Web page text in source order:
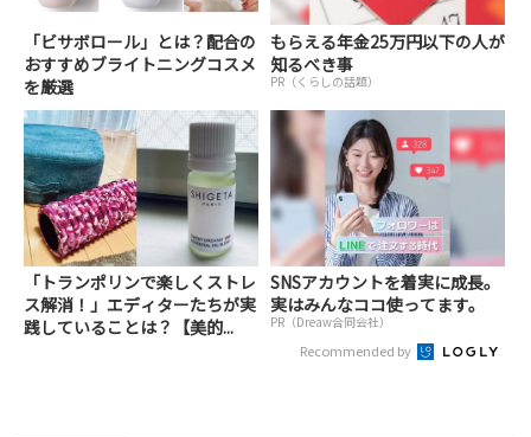
「ビサボロール」とは？配合の
おすすめブライトニングコスメ
を厳選
もらえる年金25万円以下の人が
知るべき事
PR（くらしの話題）
「トランポリンで楽しくストレ
ス解消！」エディターたちが実
践していることは？【美的...
SNSアカウントを着実に成長。
実はみんなココ使ってます。
PR（Dreaw合同会社）
Recommended by